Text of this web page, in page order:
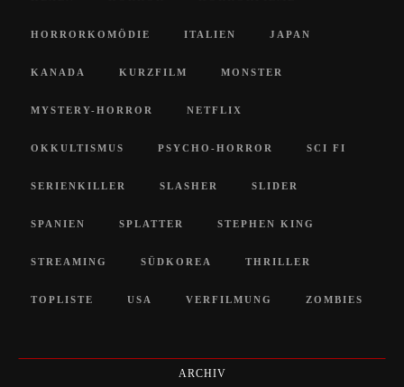
HORRORKOMÖDIE ITALIEN JAPAN
KANADA KURZFILM MONSTER
MYSTERY-HORROR NETFLIX
OKKULTISMUS PSYCHO-HORROR SCI FI
SERIENKILLER SLASHER SLIDER
SPANIEN SPLATTER STEPHEN KING
STREAMING SÜDKOREA THRILLER
TOPLISTE USA VERFILMUNG ZOMBIES
ARCHIV